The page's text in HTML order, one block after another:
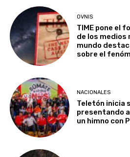
OVNIS
TIME pone el
de los medios
mundo
sobre el
NACIONALES
Teletón inicia
presentando
un himno con